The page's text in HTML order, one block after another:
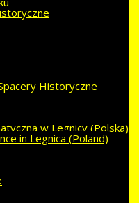
Historyczne
w Legnicy (Polska)
in Legnica (Poland)